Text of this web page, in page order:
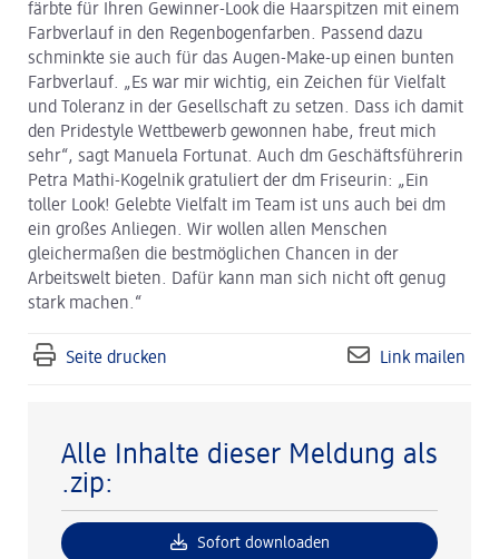
färbte für Ihren Gewinner-Look die Haarspitzen mit einem
Farbverlauf in den Regenbogenfarben. Passend dazu
schminkte sie auch für das Augen-Make-up einen bunten
Farbverlauf. „Es war mir wichtig, ein Zeichen für Vielfalt
und Toleranz in der Gesellschaft zu setzen. Dass ich damit
den Pridestyle Wettbewerb gewonnen habe, freut mich
sehr“, sagt Manuela Fortunat. Auch dm Geschäftsführerin
Petra Mathi-Kogelnik gratuliert der dm Friseurin: „Ein
toller Look! Gelebte Vielfalt im Team ist uns auch bei dm
ein großes Anliegen. Wir wollen allen Menschen
gleichermaßen die bestmöglichen Chancen in der
Arbeitswelt bieten. Dafür kann man sich nicht oft genug
stark machen.“
Seite drucken Link mailen
Alle Inhalte dieser Meldung als
.zip:
Sofort downloaden